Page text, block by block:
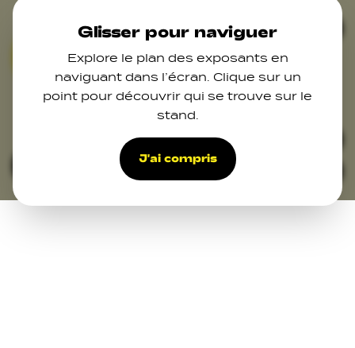
Skip to main content
Glisser pour naviguer
Explore le plan des exposants en
naviguant dans l’écran. Clique sur un
point pour découvrir qui se trouve sur le
stand.
J'ai compris
33